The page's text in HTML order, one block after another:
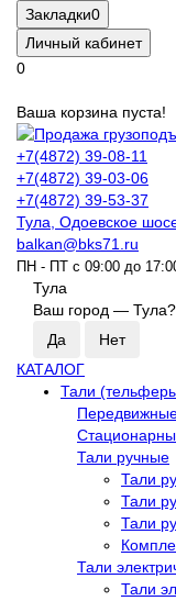
Закладки0
Личный кабинет
0
Ваша корзина пуста!
+7(4872) 39-08-11
+7(4872) 39-03-06
+7(4872) 39-53-37
Тула, Одоевское
balkan@bks71.ru
ПН - ПТ с 09:00 до
Тула
Ваш город — Тула?
КАТАЛОГ
Тали
Тали ручные
Тали
Тали
Тали
Тали
Тали